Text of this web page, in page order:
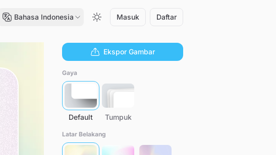
Bahasa Indonesia Masuk Daftar
Ekspor Gambar
Gaya
Default Tumpuk
Latar Belakang